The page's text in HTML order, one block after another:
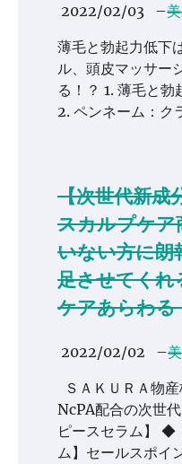
2022/02/03 –
薄毛と勃起力低下
ル、頭皮マッサー
る！？ 1. 薄毛と
2. ペンネーム：ク
【次世代新成
スカルプケ
いない方に朗
足させてく
ケアあらわる
2022/02/02 –
ＳＡＫＵＲＡ物
NcPA配合の次世
ピースセラム】 ◆
ム】セールスポイ